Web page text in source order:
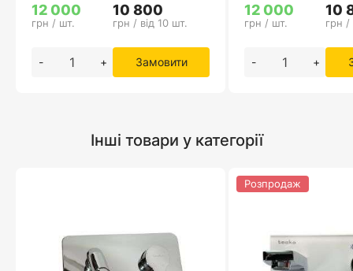
12 000
грн / шт.
10 800
грн / від 10 шт.
- + Замовити
12 000
грн / шт.
10
грн /
- +
Інші товари у категорії
Розпродаж